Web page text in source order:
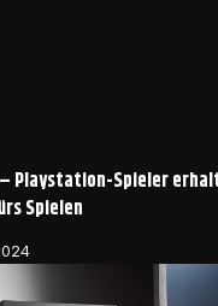
Playstation-Spieler
Spielen